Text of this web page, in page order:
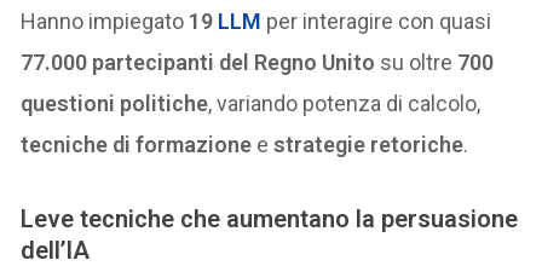
Hanno impiegato 19 LLM per interagire con quasi
77.000 partecipanti del Regno Unito su oltre 700
questioni politiche, variando potenza di calcolo,
tecniche di formazione estrategie retoriche.
Leve tecniche che aumentano la persuasione
dell’IA